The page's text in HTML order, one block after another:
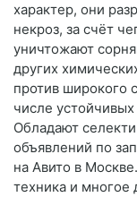
характер, они
некроз, за счёт
уничтожают
других
против широкого
числе
Обладают
объявлений по
на Авито в
техника и